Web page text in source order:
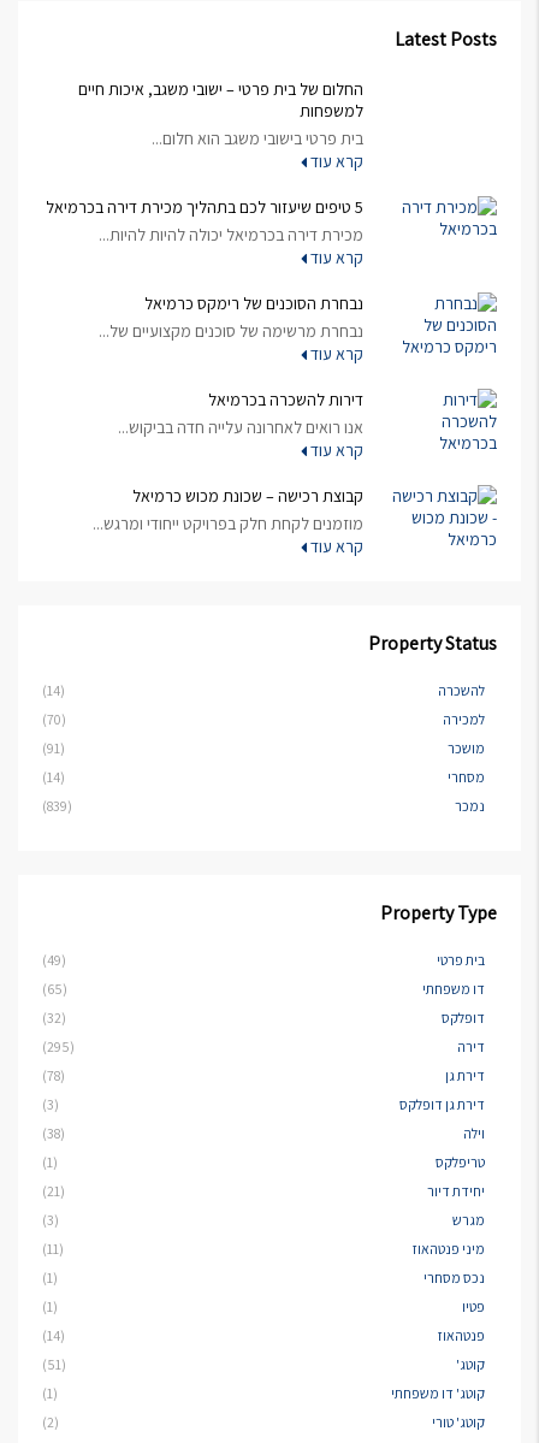
Latest Posts
החלום של בית פרטי – ישובי משגב, איכות חיים
למשפחות
בית פרטי בישובי משגב הוא חלום...
קרא עוד
5 טיפים שיעזור לכם בתהליך מכירת דירה בכרמיאל
מכירת דירה בכרמיאל יכולה להיות להיות...
קרא עוד
נבחרת הסוכנים של רימקס כרמיאל
נבחרת מרשימה של סוכנים מקצועיים של...
קרא עוד
דירות להשכרה בכרמיאל
אנו רואים לאחרונה עלייה חדה בביקוש...
קרא עוד
קבוצת רכישה – שכונת מכוש כרמיאל
מוזמנים לקחת חלק בפרויקט ייחודי ומרגש...
קרא עוד
Property Status
להשכרה
(14)
למכירה
(70)
מושכר
(91)
מסחרי
(14)
נמכר
(839)
Property Type
בית פרטי
(49)
דו משפחתי
(65)
דופלקס
(32)
דירה
(295)
דירת גן
(78)
דירת גן דופלקס
(3)
וילה
(38)
טריפלקס
(1)
יחידת דיור
(21)
מגרש
(3)
מיני פנטהאוז
(11)
נכס מסחרי
(1)
פטיו
(1)
פנטהאוז
(14)
קוטג'
(51)
קוטג' דו משפחתי
(1)
קוטג' טורי
(2)